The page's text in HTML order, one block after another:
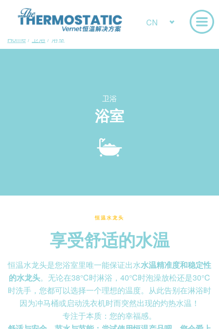
CN
Home / 卫浴 / 浴室
卫浴
浴室
恒温水龙头
享受舒适的水温
恒温水龙头是您浴室里唯一能保证出水水温精准度和稳定性
的水龙头。无论在38°C时淋浴，40°C时泡澡放松还是30°C
时洗手，您都可以选择一个理想的温度。从此告别在淋浴时
因为冲马桶或启动洗衣机时而突然出现的灼热水温！
专注于本质：您的幸福感。